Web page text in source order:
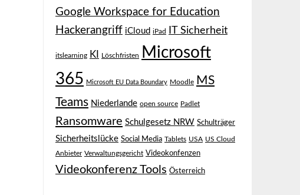
Google Workspace for Education
Hackerangriff iCloud iPad IT Sicherheit
itslearning KI Löschfristen
Microsoft
365
Microsoft EU Data Boundary Moodle MS
Teams Niederlande open source Padlet
Ransomware Schulgesetz NRW Schulträger
Sicherheitslücke Social Media Tablets USA US Cloud
Anbieter Verwaltungsgericht Videokonfenzen
Videokonferenz Tools Österreich